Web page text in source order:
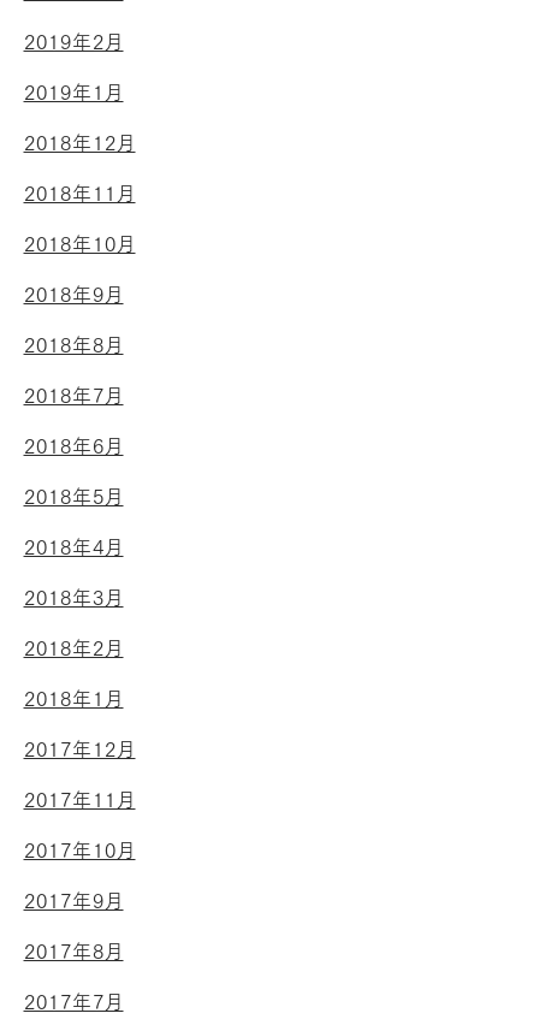
2019年2月
2019年1月
2018年12月
2018年11月
2018年10月
2018年9月
2018年8月
2018年7月
2018年6月
2018年5月
2018年4月
2018年3月
2018年2月
2018年1月
2017年12月
2017年11月
2017年10月
2017年9月
2017年8月
2017年7月